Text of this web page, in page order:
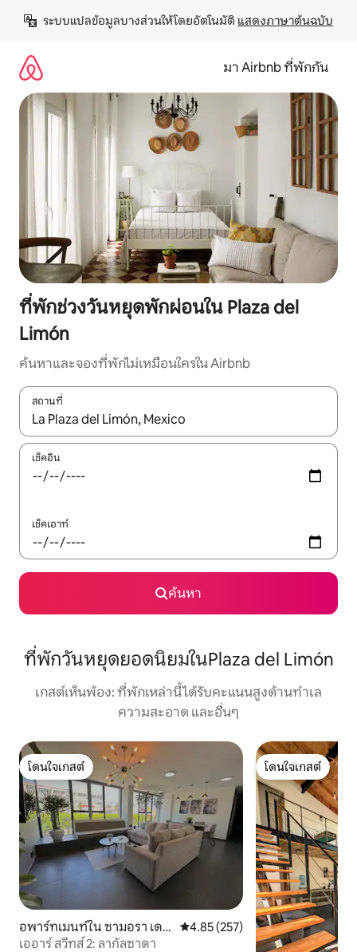
เนื้อหา
ระบบแปลข้อมูลบางส่วนให้โดยอัตโนมัติ แสดงภาษาต้นฉบับ
มา Airbnb ที่พักกัน
ที่พักช่วงวันหยุดพักผ่อนใน Plaza del
Limón
ค้นหาและจองที่พักไม่เหมือนใครใน Airbnb
สถานที่
ใช้ลูกศรขึ้นลง หรือใช้การสัมผัสหรือปัด เพื่อสำรวจผลการค้นหา
เช็คอิน
เช็คเอาท์
ค้นหา
ที่พักวันหยุดยอดนิยมในPlaza del Limón
เกสต์เห็นพ้อง: ที่พักเหล่านี้ได้รับคะแนนสูงด้านทำเล
ความสะอาด และอื่นๆ
โดนใจเกสต์
โดนใจเกสต์
อพาร์ทเมนท์ใน ซามอรา เดอ
อิดัลโก
คะแนนเฉลี่ย 4.85 จาก 5, 257 รีวิว
4.85 (257)
เออาร์ สวีทส์ 2: ลากัลซาดา
โดนใจเกสต์
โดนใจเกสต์